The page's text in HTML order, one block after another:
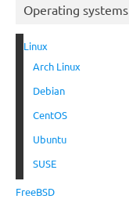
Operating systems
Linux
Arch Linux
Debian
CentOS
Ubuntu
SUSE
FreeBSD